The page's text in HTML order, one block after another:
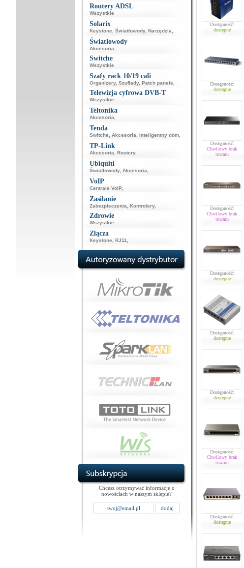
Routery ADSL
Wszystkie
Solarix
Keystone Światłowody, Narzędzia
Światłowody
Akcesoria
Switche
Wszystkie
Szafy rack 10/19 cali
Organizery, Szuflady, Patch panele
Telewizja cyfrowa DVB-T
Wszystkie
Teltonika
Akcesoria
Tenda
Switche Akcesoria Inteligentny dom,
TP-Link
Akcesoria Routery,
Ubiquiti
Światłowody, Akcesoria
VoIP
Centrale VoIP,
Zasilanie
Zabezpieczenia Kontrolery,
Zdrowie
Wszystkie
Złącza
Keystone RJ11
Chcesz otrzymywać informacje o
nowościach w naszym sklepie?
Dostępność:
dostępne
Dostępność:
dostępne
Dostępność:
Chwilowy brak
towaru
Dostępność:
Chwilowy brak
towaru
Dostępność:
dostępne
Dostępność:
dostępne
Dostępność:
dostępne
Dostępność:
Chwilowy brak
towaru
Dostępność:
dostępne